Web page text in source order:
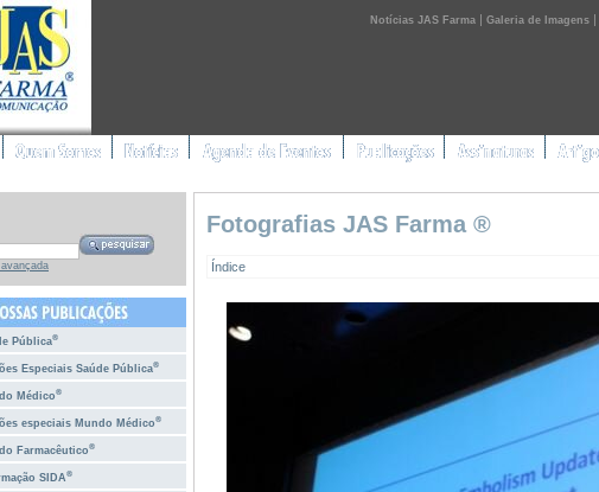
Notícias JAS Farma | Galeria de Imagens |
Pública®
Especiais Saúde Pública®
Médico®
especiais Mundo Médico®
Farmacêutico®
SIDA®
Fotografias JAS Farma ®
Índice